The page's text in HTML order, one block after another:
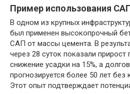
Пример использования
В одном из крупных
был применен высокопрочный
САП от массы цемента. В
через 28 суток показали прирост
снижение усадки на 15%, а
прогнозируется более 50 лет без
Этот опыт подтверждает